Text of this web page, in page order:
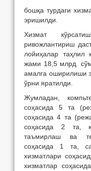
бошқа турдаги
эришилди.
Хизмат
ривожлантириш
лойиҳалар таҳлил
жами 18,5 млрд.
амалга оширилиши
ўрни яратилди.
Жумладан,
соҳасида 5 та
соҳасида 4 та
соҳасида 2 та,
таъмирлаш ва
соҳасида 1 та,
хизматлари
хизматлар